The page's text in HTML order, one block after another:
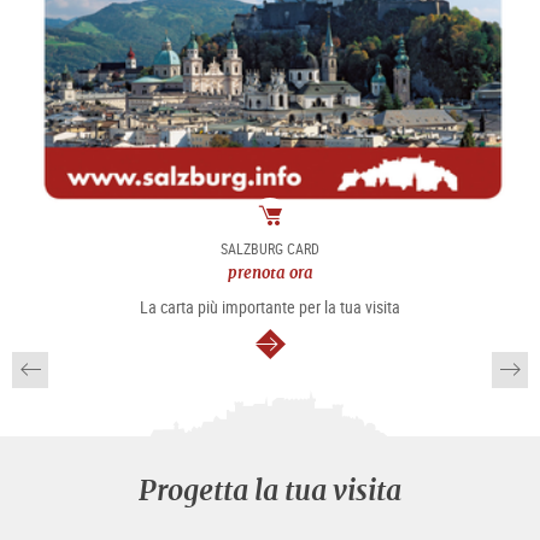
Pacchetto
SALZBURG CARD
prenota ora
La carta più importante per la tua visita
segue
Progetta la tua visita